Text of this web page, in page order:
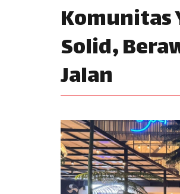
Komunitas
Solid,
Jalan